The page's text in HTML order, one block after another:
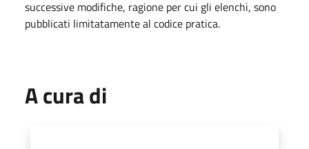
successive modifiche, ragione per cui gli elenchi, sono
pubblicati limitatamente al codice pratica.
A cura di